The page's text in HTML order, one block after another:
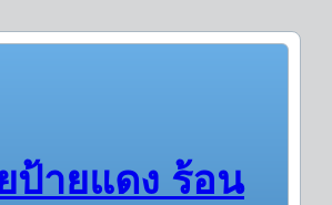
ป้ายแดง ร้อน